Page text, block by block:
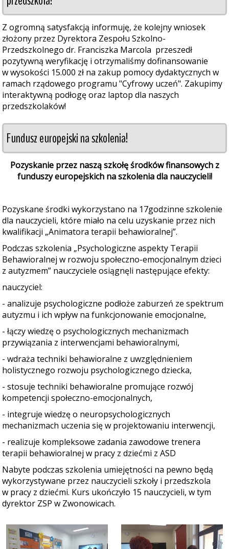
Z ogromną satysfakcją informuję, że kolejny wniosek
złożony przez Dyrektora Zespołu Szkolno-
Przedszkolnego dr. Franciszka Marcola przeszedł
pozytywną weryfikację i otrzymaliśmy dofinansowanie
w wysokości 15.000 zł na zakup pomocy dydaktycznych w
ramach rządowego programu "Cyfrowy uczeń". Zakupimy
interaktywną podłogę oraz laptop dla naszych
przedszkolaków!
Fundusz europejski na szkolenia!
Pozyskanie przez naszą szkołę środków finansowych z
funduszy europejskich na szkolenia dla nauczycieli!
Pozyskane środki wykorzystano na 17godzinne szkolenie
dla nauczycieli, które miało na celu uzyskanie przez nich
kwalifikacji „Animatora terapii behawioralnej”.
Podczas szkolenia „Psychologiczne aspekty Terapii
Behawioralnej w rozwoju społeczno-emocjonalnym dzieci
z autyzmem” nauczyciele osiągnęli następujące efekty:
nauczyciel:
- analizuje psychologiczne podłoże zaburzeń ze spektrum
autyzmu i ich wpływ na funkcjonowanie emocjonalne,
- łączy wiedzę o psychologicznych mechanizmach
przywiązania z interwencjami behawioralnymi,
- wdraża techniki behawioralne z uwzględnieniem
holistycznego rozwoju psychologicznego dziecka,
- stosuje techniki behawioralne promujące rozwój
kompetencji społeczno-emocjonalnych,
- integruje wiedzę o neuropsychologicznych
mechanizmach uczenia się w projektowaniu interwencji,
- realizuje kompleksowe zadania zawodowe trenera
terapii behawioralnej w pracy z dziećmi z ASD
Nabyte podczas szkolenia umiejętności na pewno będą
wykorzystywane przez nauczycieli szkoły i przedszkola
w pracy z dziećmi. Kurs ukończyło 15 nauczycieli, w tym
dyrektor ZSP w Zwonowicach.